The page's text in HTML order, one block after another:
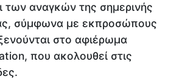
των αναγκών της σημερινής
σύμφωνα με εκπροσώπους
στο αφιέρωμα
που ακολουθεί στις